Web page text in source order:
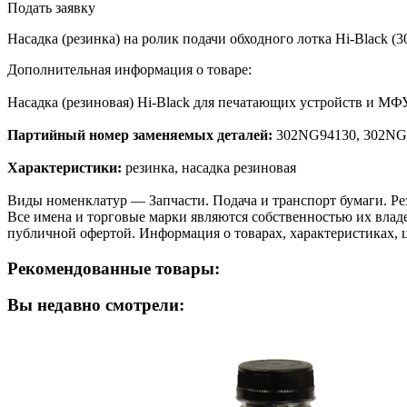
Подать заявку
Насадка (резинка) на ролик подачи обходного лотка Hi-Black
Дополнительная информация о товаре:
Насадка (резиновая) Hi-Black для печатающих устройств и
Партийный номер заменяемых деталей: 302NG94130,
Характеристики: резинка, насадка резиновая
Виды номенклатур — Запчасти. Подача и транспорт бумаги.
Все имена и торговые марки являются собственностью их
публичной офертой. Информация о товарах,
Рекомендованные товары:
Вы недавно смотрели: